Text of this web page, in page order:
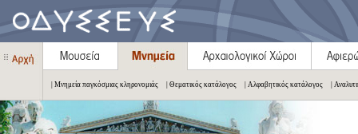
| Μνημεία παγκόσμιας κληρονομιάς | Θεματικός κατάλογος | Αλφαβητικός κατάλογος |